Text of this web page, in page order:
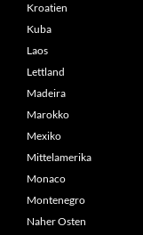
Kroatien
Kuba
Laos
Lettland
Madeira
Marokko
Mexiko
Mittelamerika
Monaco
Montenegro
Naher Osten